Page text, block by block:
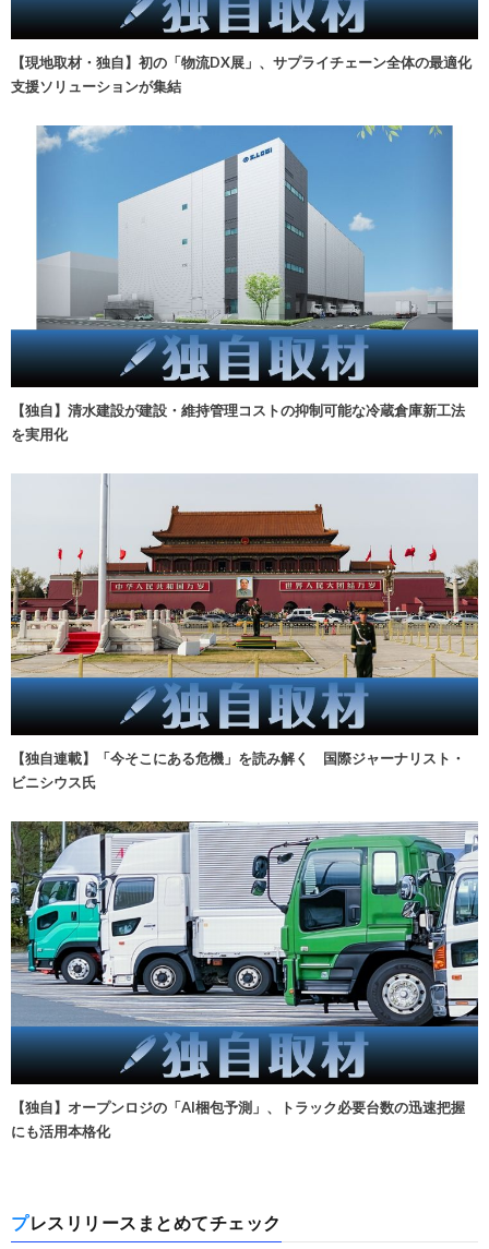
【現地取材・独自】初の「物流DX展」、サプライチェーン全体の最適化
支援ソリューションが集結
【独自】清水建設が建設・維持管理コストの抑制可能な冷蔵倉庫新工法
を実用化
【独自連載】「今そこにある危機」を読み解く 国際ジャーナリスト・
ビニシウス氏
【独自】オープンロジの「AI梱包予測」、トラック必要台数の迅速把握
にも活用本格化
プレスリリースまとめてチェック